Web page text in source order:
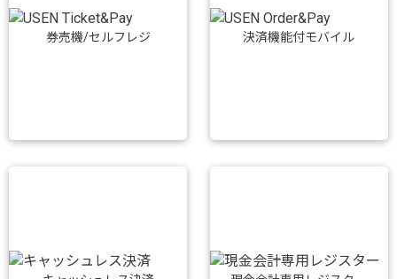
券売機/セルフレジ 決済機能付モバイル